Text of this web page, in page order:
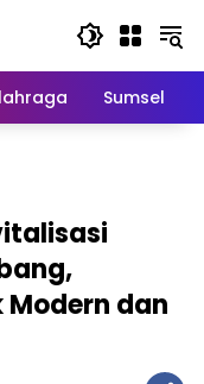
Sumsel
Modern dan